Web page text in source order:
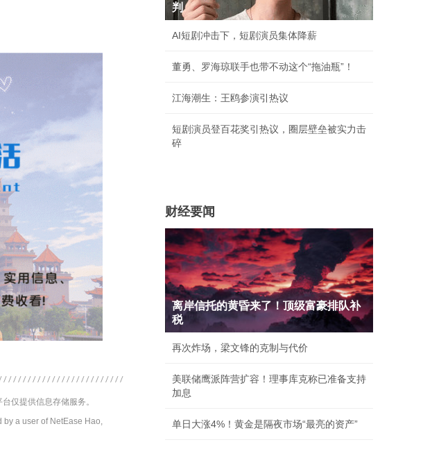
仅提供信息存储服务。
a user of NetEase Hao,
判
AI短剧冲击下，短剧演员集体降薪
董勇、罗海琼联手也带不动这个“拖油瓶”！
江海潮生：王鸥参演引热议
短剧演员登百花奖引热议，圈层壁垒被实力击
碎
财经要闻
离岸信托的黄昏来了！顶级富豪排队补
税
再次炸场，梁文锋的克制与代价
美联储鹰派阵营扩容！理事库克称已准备支持
加息
单日大涨4%！黄金是隔夜市场“最亮的资产”